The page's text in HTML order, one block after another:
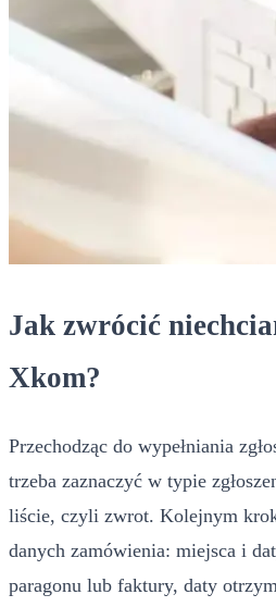
Jak zwrócić
Xkom?
Przechodząc do wypełniania
trzeba zaznaczyć w typie
liście, czyli zwrot. Kolejnym
danych zamówienia: miejsca i
paragonu lub faktury, daty